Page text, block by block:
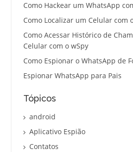
Como Hackear um WhatsApp
Como Localizar um Celular com
Como Acessar Histórico de
Celular com o wSpy
Como Espionar o WhatsApp de
Espionar WhatsApp para Pais
Tópicos
android
Aplicativo Espião
Contatos